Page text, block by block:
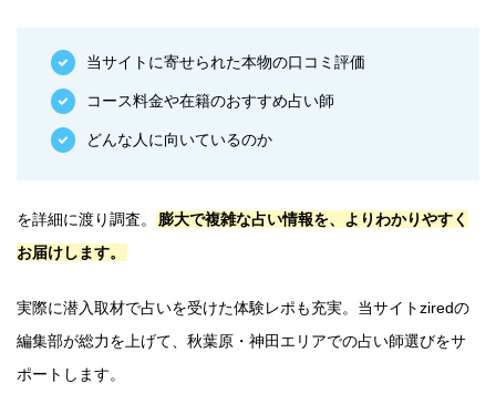
当サイトに寄せられた本物の口コミ評価
コース料金や在籍のおすすめ占い師
どんな人に向いているのか
を詳細に渡り調査。
膨大で複雑な占い情報を、よりわかりやすく
お届けします。
実際に潜入取材で占いを受けた体験レポも充実。当サイトziredの
編集部が総力を上げて、秋葉原・神田エリアでの占い師選びをサ
ポートします。